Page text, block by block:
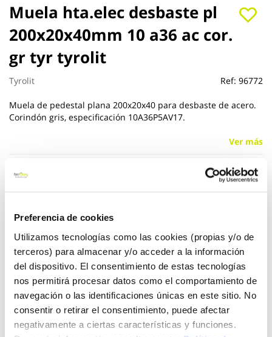
Preferencia de cookies
Utilizamos tecnologías como las cookies (propias y/o de
terceros) para almacenar y/o acceder a la información
del dispositivo. El consentimiento de estas tecnologías
nos permitirá procesar datos como el comportamiento de
navegación o las identificaciones únicas en este sitio. No
consentir o retirar el consentimiento, puede afectar
negativamente a ciertas características y funciones.
Muela hta.elec desbaste pl
200x20x40mm 10 a36 ac cor.
gr tyr tyrolit
Tyrolit Ref: 96772
Muela de pedestal plana 200x20x40 para desbaste de acero.
Corindón gris, especificación 10A36P5AV17.
Ver más
30,00 €
Click&Collect - Recogida gratis
en nuestras tiendas
Envío a domicilio:
5 días hábiles
Saltar
al
comienzo
de
la
galería
de